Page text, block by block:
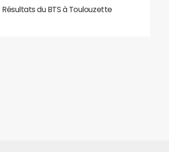
Résultats du BTS à Toulouzette